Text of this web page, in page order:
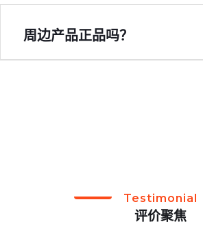
周边产品正品吗？
Testimonial
评价聚焦